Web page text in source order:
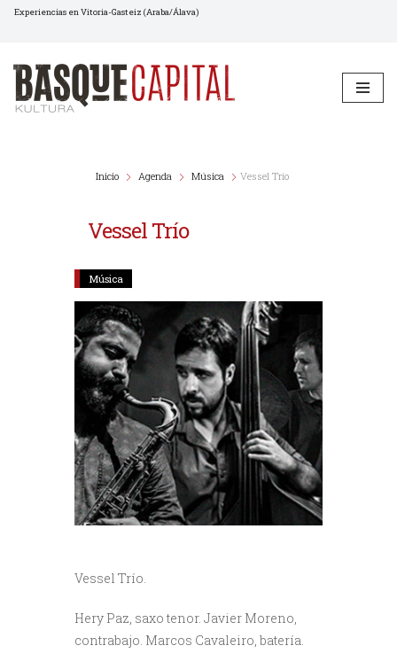
al
contenido
Experiencias en Vitoria-Gasteiz (Araba/Álava)
Inicio Agenda Música Vessel Trío
Vessel Trío
Música
Vessel Trío.
Hery Paz, saxo tenor. Javier Moreno,
contrabajo. Marcos Cavaleiro, batería.